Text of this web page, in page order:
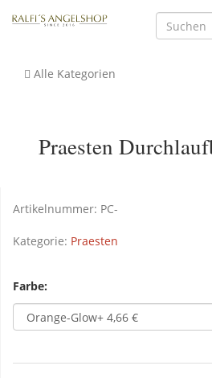
Alle Kategorien
Praesten
Artikelnummer: PC-
Kategorie: Praesten
Farbe: